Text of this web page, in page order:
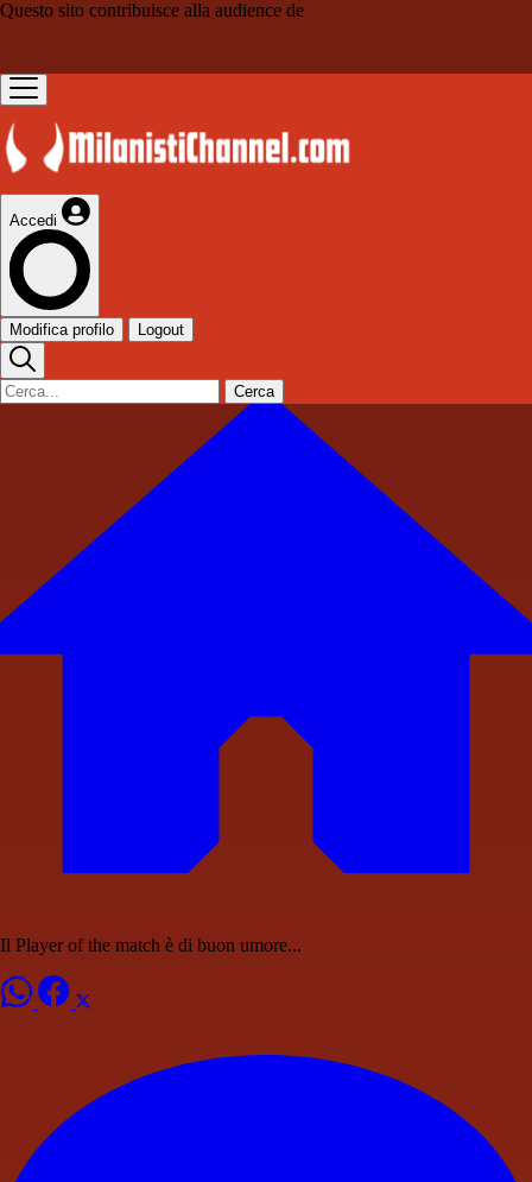
Questo sito contribuisce alla audience de
Accedi
Modifica profilo Logout
Cerca
Il Player of the match è di buon umore...